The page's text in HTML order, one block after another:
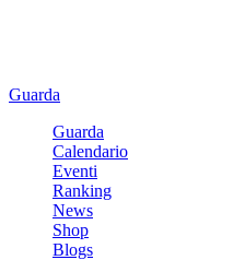
Guarda
Guarda
Calendario
Eventi
Ranking
News
Shop
Blogs